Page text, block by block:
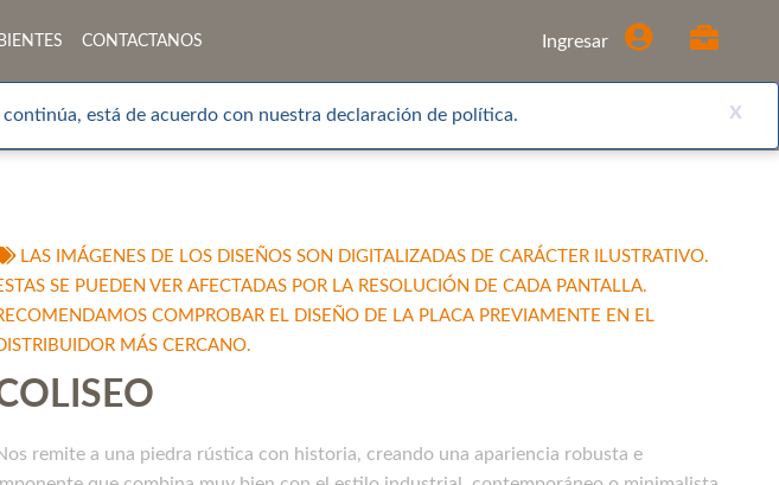
CONTACTANOS Ingresar
x
está de acuerdo con nuestra declaración de política.
LAS IMÁGENES DE LOS DISEÑOS SON DIGITALIZADAS DE CARÁCTER ILUSTRATIVO.
SE PUEDEN VER AFECTADAS POR LA RESOLUCIÓN DE CADA PANTALLA.
COMPROBAR EL DISEÑO DE LA PLACA PREVIAMENTE EN EL
MÁS CERCANO.
remite a una piedra rústica con historia, creando una apariencia robusta e